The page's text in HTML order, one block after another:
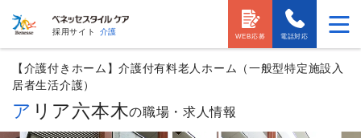
採用サイト 介護
電話対応
WEB応募
【介護付きホーム】介護付有料老人ホーム（一般型特定施設入
居者生活介護）
アリア六本木の職場・求人情報